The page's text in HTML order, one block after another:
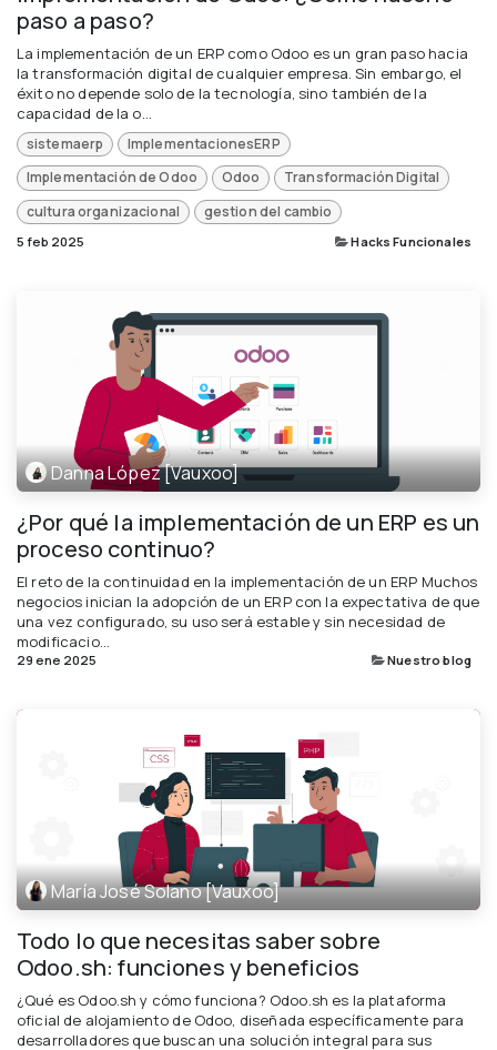
paso a paso?
La implementación de un ERP como Odoo es un gran paso hacia
la transformación digital de cualquier empresa. Sin embargo, el
éxito no depende solo de la tecnología, sino también de la
capacidad de la o...
sistemaerp
ImplementacionesERP
Implementación de Odoo
Odoo
Transformación Digital
cultura organizacional
gestion del cambio
5 feb 2025 Hacks Funcionales
Danna López [Vauxoo]
¿Por qué la implementación de un ERP es un
proceso continuo?
El reto de la continuidad en la implementación de un ERP Muchos
negocios inician la adopción de un ERP con la expectativa de que
una vez configurado, su uso será estable y sin necesidad de
modificacio...
29 ene 2025 Nuestro blog
María José Solano [Vauxoo]
Todo lo que necesitas saber sobre
Odoo.sh: funciones y beneficios
¿Qué es Odoo.sh y cómo funciona? Odoo.sh es la plataforma
oficial de alojamiento de Odoo, diseñada específicamente para
desarrolladores que buscan una solución integral para sus